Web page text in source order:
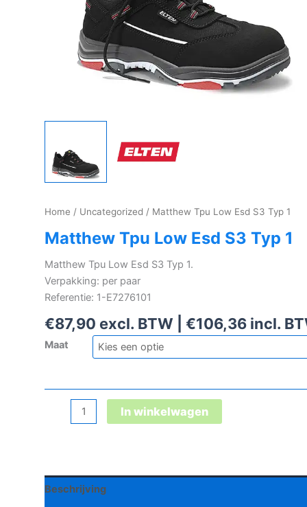
Home / Uncategorized / Matthew Tpu Low Esd S3 Typ 1
Matthew Tpu Low Esd S3 Typ 1
Matthew Tpu Low Esd S3 Typ 1.
Verpakking: per paar
Referentie: 1-E7276101
€87,90 excl. BTW | €106,36 incl.
Maat
Matthew
S3
Typ
In winkelwagen
Beschrijving